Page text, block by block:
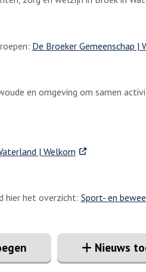
De Broeker Gemeenschap |
en omgeving om samen
| Welkom. Externe link
hier het overzicht: Sport- en
Nieuws